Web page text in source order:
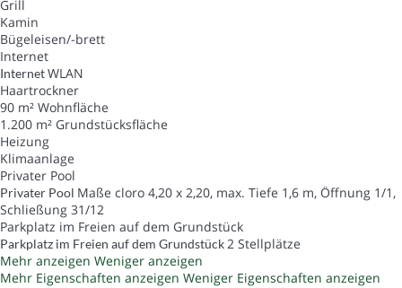
Grill
Kamin
Bügeleisen/-brett
Internet
InternetWLAN
Haartrockner
90 m² Wohnfläche
1.200 m² Grundstücksfläche
Heizung
Klimaanlage
Privater Pool
Privater Pool Maße cloro 4,20 x 2,20, max. Tiefe 1,6 m, Öffnung 1/1,
Schließung 31/12
Parkplatz im Freien auf dem Grundstück
Parkplatz im Freien auf dem Grundstück2 Stellplätze
Mehr anzeigen Weniger anzeigen
Mehr Eigenschaften anzeigen Weniger Eigenschaften anzeigen